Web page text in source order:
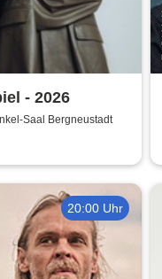
- 2026
Saal Bergneustadt
20:00 Uhr